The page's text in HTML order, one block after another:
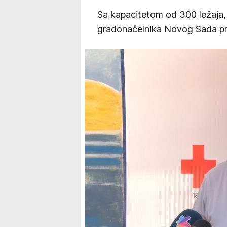
Sa kapacitetom od 300
gradonačelnika Novog Sada